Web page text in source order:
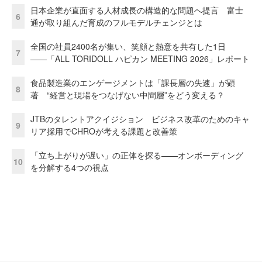
6
日本企業が直面する人材成長の構造的な問題へ提言 富士
通が取り組んだ育成のフルモデルチェンジとは
7
全国の社員2400名が集い、笑顔と熱意を共有した1日
――「ALL TORIDOLL ハピカン MEETING 2026」レポート
8
食品製造業のエンゲージメントは「課長層の失速」が顕
著 “経営と現場をつなげない中間層”をどう変える？
9
JTBのタレントアクイジション ビジネス改革のためのキャ
リア採用でCHROが考える課題と改善策
10
「立ち上がりが遅い」の正体を探る——オンボーディング
を分解する4つの視点